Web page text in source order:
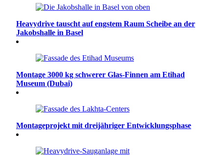
Heavydrive tauscht auf engstem Raum Scheibe an der
Jakobshalle in Basel
Montage 3000 kg schwerer Glas-Finnen am Etihad
Museum (Dubai)
Montageprojekt mit dreijähriger Entwicklungsphase